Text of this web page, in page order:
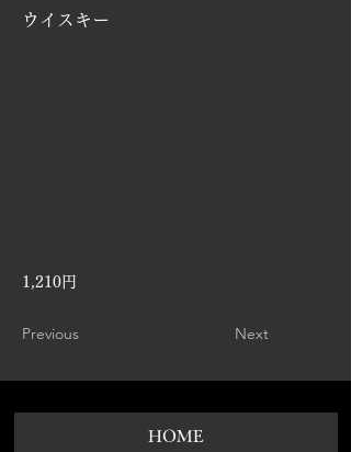
ウイスキー
1,210円
Previous Next
HOME